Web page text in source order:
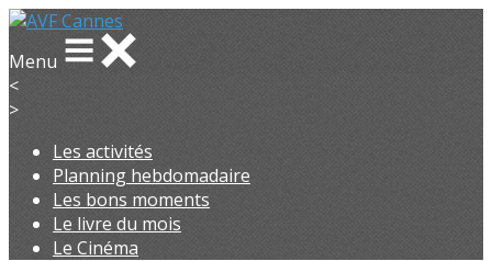
Menu
<
>
Les activités
Planning hebdomadaire
Les bons moments
Le livre du mois
Le Cinéma